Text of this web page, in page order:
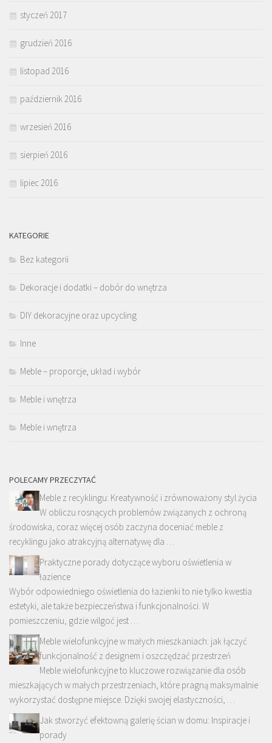
styczeń 2017
grudzień 2016
listopad 2016
październik 2016
wrzesień 2016
sierpień 2016
lipiec 2016
KATEGORIE
Bez kategorii
Dekoracje i dodatki – dobór do wnętrza
DIY dekoracyjne oraz upcycling
Inne
Meble – proporcje, układ i wybór
Meble i wnętrza
Meble i wnętrza
POLECAMY PRZECZYTAĆ
Meble z recyklingu: Kreatywność i zrównoważony styl życia
W obliczu rosnących problemów związanych z ochroną
środowiska, coraz więcej osób zaczyna doceniać meble z
recyklingu jako atrakcyjną alternatywę dla …
Praktyczne porady dotyczące wyboru oświetlenia w
łazience
Wybór odpowiedniego oświetlenia do łazienki to nie tylko kwestia
estetyki, ale także bezpieczeństwa i funkcjonalności. W
pomieszczeniu, gdzie wilgoć jest …
Meble wielofunkcyjne w małych mieszkaniach: jak łączyć
funkcjonalność z designem i oszczędzać przestrzeń
Meble wielofunkcyjne to kluczowe rozwiązanie dla osób
mieszkających w małych przestrzeniach, które pragną maksymalnie
wykorzystać dostępne miejsce. Dzięki swojej elastyczności, …
Jak stworzyć efektowną galerię ścian w domu: Inspiracje i
porady